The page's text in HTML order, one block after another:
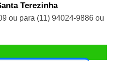
Terezinha
ou para (11) 94024-9886ou